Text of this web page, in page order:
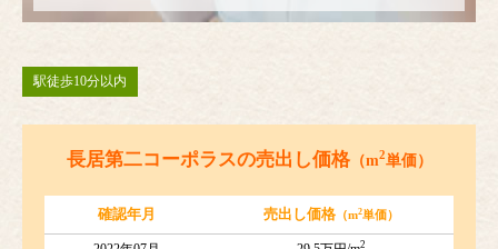
駅徒歩10分以内
長居第二コーポラスの売出し価格（m2単価）
確認年月 売出し価格（m2単価）
2